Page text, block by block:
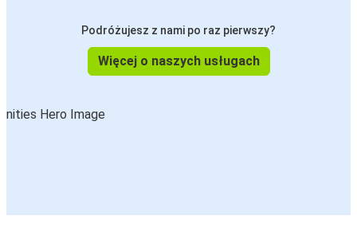
Podróżujesz z nami po raz pierwszy?
Więcej o naszych usługach